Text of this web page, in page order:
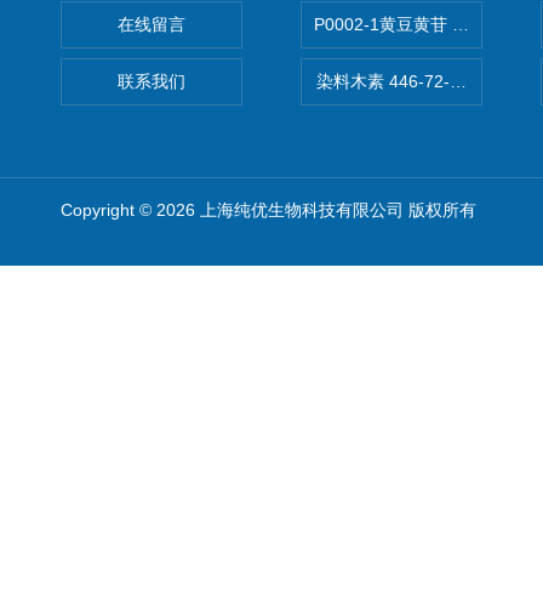
在线留言
联系我们
P0002-1黄豆黄苷 40246-10-
染料木素 446-72-0
Copyright © 2026 上海纯优生物科技有限公司 版权所有